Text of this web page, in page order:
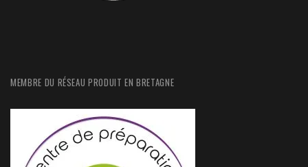
MEMBRE DU RÉSEAU PRODUIT EN BRETAGNE